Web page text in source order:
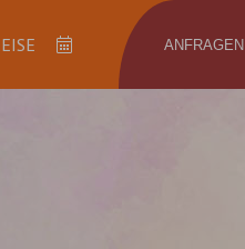
Abreise ANFRAGEN